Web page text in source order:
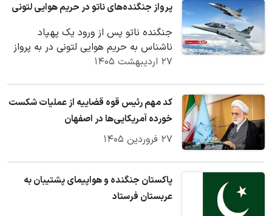
پرواز جنگنده‌های ناتو در حریم هوایی لتونی
جنگنده ناتو پس از ورود یک پهپاد
ناشناس به حریم هوایی لتونی در به پرواز
درآمدند.
۲۷ اردیبهشت ۱۴۰۵
کد مهم رئیس قوه قضاییه از عملیات شکست
خورده آمریکایی‌ها در اصفهان
۲۷ فروردین ۱۴۰۵
پاکستان جنگنده و هواپیمای پشتیبان به
عربستان فرستاد